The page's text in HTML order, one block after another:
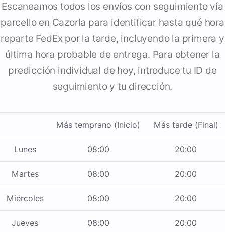
Escaneamos todos los envíos con seguimiento vía
parcello en Cazorla para identificar hasta qué hora
reparte FedEx por la tarde, incluyendo la primera y
última hora probable de entrega. Para obtener la
predicción individual de hoy, introduce tu ID de
seguimiento y tu dirección.
Más temprano (Inicio) Más tarde (Final)
Lunes 08:00 20:00
Martes 08:00 20:00
Miércoles 08:00 20:00
Jueves 08:00 20:00